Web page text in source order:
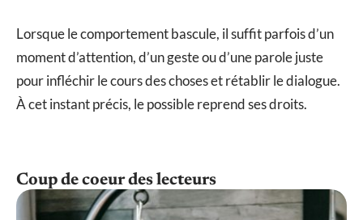
Lorsque le comportement bascule, il suffit parfois d’un
moment d’attention, d’un geste ou d’une parole juste
pour infléchir le cours des choses et rétablir le dialogue.
À cet instant précis, le possible reprend ses droits.
Coup de coeur des lecteurs